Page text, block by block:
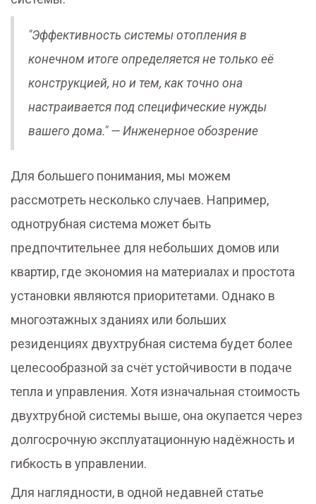
"Эффективность системы отопления в
конечном итоге определяется не только её
конструкцией, но и тем, как точно она
настраивается под специфические нужды
вашего дома." — Инженерное обозрение
Для большего понимания, мы можем
рассмотреть несколько случаев. Например,
однотрубная система может быть
предпочтительнее для небольших домов или
квартир, где экономия на материалах и простота
установки являются приоритетами. Однако в
многоэтажных зданиях или больших
резиденциях двухтрубная система будет более
целесообразной за счёт устойчивости в подаче
тепла и управления. Хотя изначальная стоимость
двухтрубной системы выше, она окупается через
долгосрочную эксплуатационную надёжность и
гибкость в управлении.
Для наглядности, в одной недавней статье